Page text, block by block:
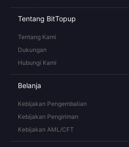
Tentang BitTopup
Tentang Kami
Dukungan
Hubungi Kami
Belanja
Kebijakan Pengembalian
Kebijakan Pengiriman
Kebijakan AML/CFT